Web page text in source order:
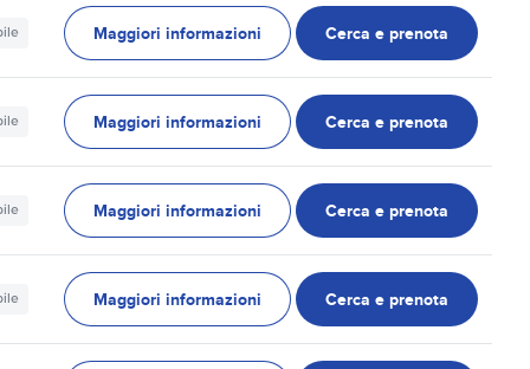
Maggiori informazioni Cerca e prenota
Maggiori informazioni Cerca e prenota
Maggiori informazioni Cerca e prenota
Maggiori informazioni Cerca e prenota